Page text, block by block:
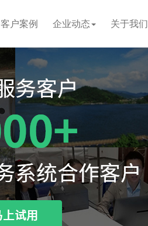
客户案例 企业动态 关于我们